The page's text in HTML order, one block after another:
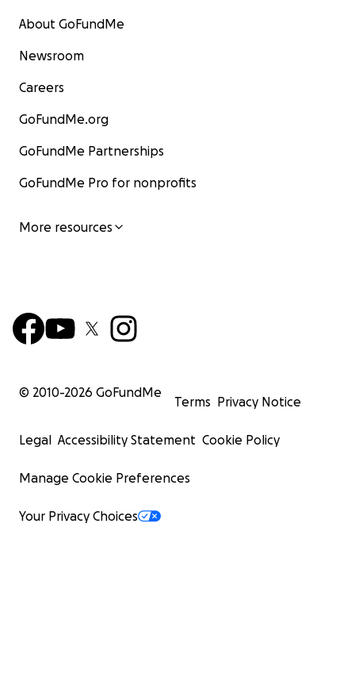
About GoFundMe
Newsroom
Careers
GoFundMe.org
GoFundMe Partnerships
GoFundMe Pro for nonprofits
More resources
© 2010-2026 GoFundMe
Terms Privacy Notice
Legal Accessibility Statement Cookie Policy
Manage Cookie Preferences
Your Privacy Choices